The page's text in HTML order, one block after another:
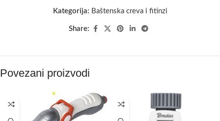
Kategorija: Baštenska creva i fitinzi
Share:
Povezani proizvodi